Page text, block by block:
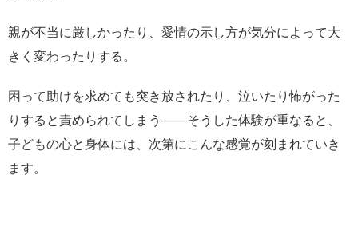
親が不当に厳しかったり、愛情の示し方が気分によって大
きく変わったりする。
困って助けを求めても突き放されたり、泣いたり怖がった
りすると責められてしまう――そうした体験が重なると、
子どもの心と身体には、次第にこんな感覚が刻まれていき
ます。